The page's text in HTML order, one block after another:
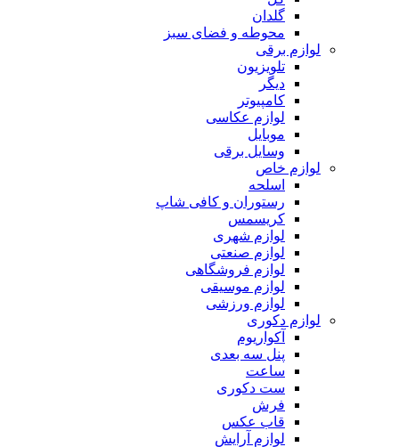
گلدان
محوطه و فضای سبز
لوازم برقی
تلویزیون
دیگر
کامپیوتر
لوازم عکاسی
موبایل
وسایل برقی
لوازم خاص
اسلحه
رستوران و کافی شاپ
کریسمس
لوازم شهری
لوازم صنعتی
لوازم فروشگاهی
لوازم موسیقی
لوازم ورزشی
لوازم دکوری
آکواریوم
پنل سه بعدی
ساعت
ست دکوری
فرش
قاب عکس
لوازم آرایش